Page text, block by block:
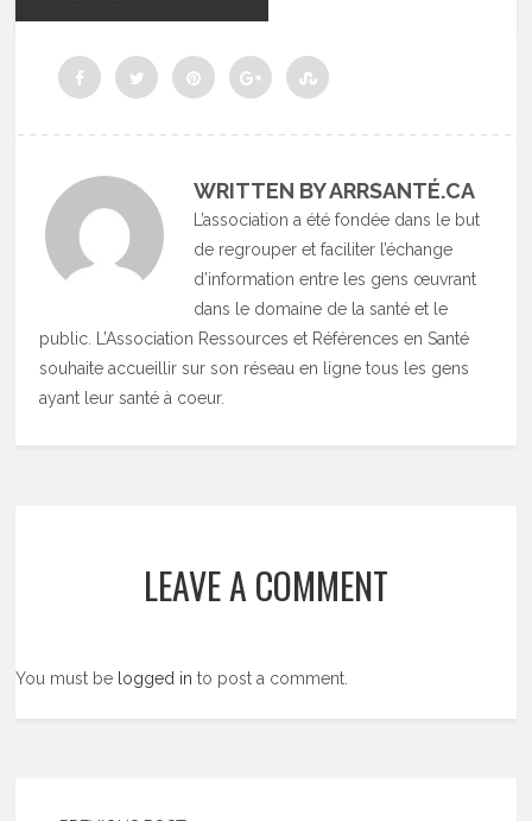
WRITTEN BY ARRSANTÉ.CA
L’association a été fondée dans le but
de regrouper et faciliter l’échange
d’information entre les gens œuvrant
dans le domaine de la santé et le
public. L’Association Ressources et Références en Santé
souhaite accueillir sur son réseau en ligne tous les gens
ayant leur santé à coeur.
LEAVE A COMMENT
You must be logged in to post a comment.